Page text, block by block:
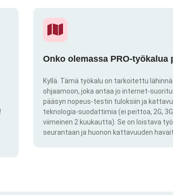
Onko olemassa PRO-
Kyllä. Tämä työkalu on tarkoitettu
ohjaamoon, joka antaa jo internet-
pääsyn nopeus-testin tuloksiin ja
teknologia-suodattimia (ei peittoa, 2G,
viimeinen 2 kuukautta). Se on loistava
seurantaan ja huonon kattavuuden